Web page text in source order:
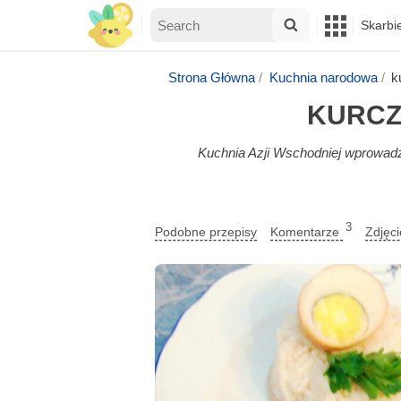
Strona Główna Kuchnia narodowa
Kuchnia Azji Wschodniej
Podobne przepisy Komentarze 3